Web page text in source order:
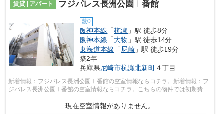
賃貸 | アパート フジパレス長洲公園Ⅰ番館
敷0
阪神本線 「杭瀬 」駅 徒歩8分
阪神本線 「大物 」駅 徒歩14分
東海道本線 「 尼崎 」駅 徒歩19分
築2年
兵庫県尼崎市杭瀬北新町４丁目
新着情報：フジパレス長洲公園Ⅰ番館の空室情報ならコチラ。新着情報：フ
ジパレス長洲公園Ⅰ番館の空室情報ならコチラ。こちらの物件では初期費用
をカードでお支払いいただけます。築5年...
現在空室情報がありません。